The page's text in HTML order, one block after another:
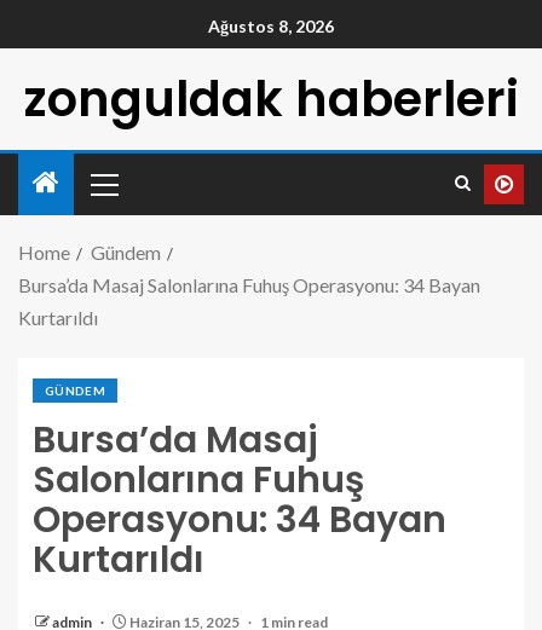
Ağustos 8, 2026
zonguldak haberleri
Home
Gündem
Bursa’da Masaj Salonlarına Fuhuş Operasyonu: 34 Bayan
Kurtarıldı
GÜNDEM
Bursa’da Masaj
Salonlarına Fuhuş
Operasyonu: 34 Bayan
Kurtarıldı
admin Haziran 15, 2025 1 min read